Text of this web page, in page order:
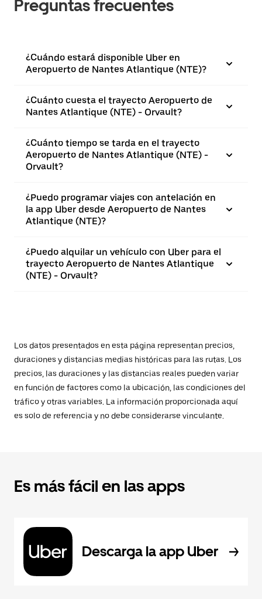
Preguntas frecuentes
¿Cuándo estará disponible Uber en
Aeropuerto de Nantes Atlantique (NTE)?
¿Cuánto cuesta el trayecto Aeropuerto de
Nantes Atlantique (NTE) - Orvault?
¿Cuánto tiempo se tarda en el trayecto
Aeropuerto de Nantes Atlantique (NTE) -
Orvault?
¿Puedo programar viajes con antelación en
la app Uber desde Aeropuerto de Nantes
Atlantique (NTE)?
¿Puedo alquilar un vehículo con Uber para el
trayecto Aeropuerto de Nantes Atlantique
(NTE) - Orvault?
Los datos presentados en esta página representan precios,
duraciones y distancias medias históricas para las rutas. Los
precios, las duraciones y las distancias reales pueden variar
en función de factores como la ubicación, las condiciones del
tráfico y otras variables. La información proporcionada aquí
es solo de referencia y no debe considerarse vinculante.
Es más fácil en las apps
Descarga la app Uber